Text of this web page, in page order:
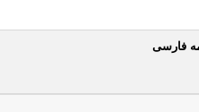
فارسی